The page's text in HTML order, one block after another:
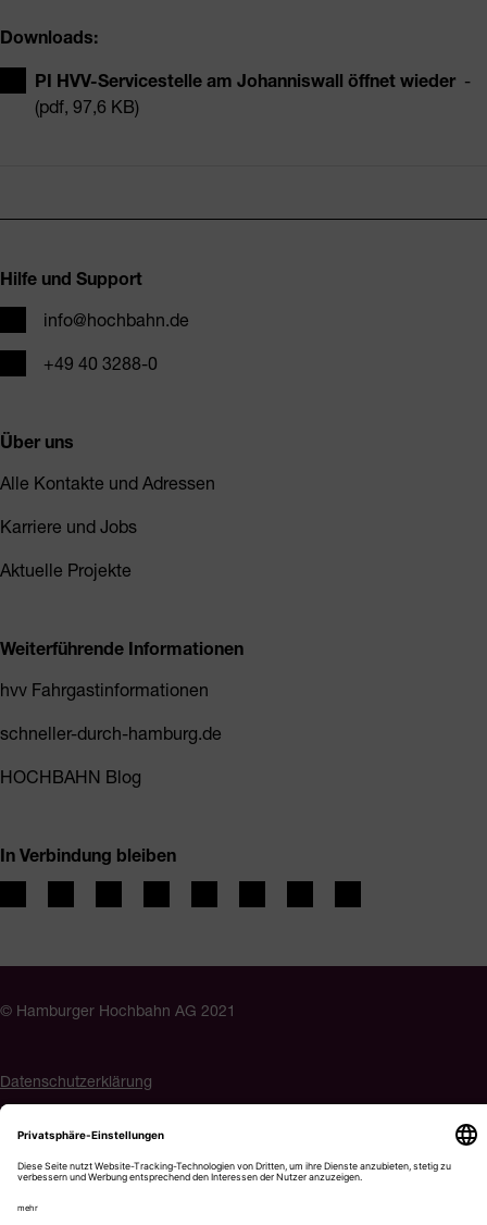
Downloads:
PI HVV-Servicestelle am Johanniswall öffnet wieder -
(pdf, 97,6 KB)
Hilfe und Support
E-Mailinfo@hochbahn.de
Telefon+49 40 3288-0
Über uns
Alle Kontakte und Adressen
Karriere und Jobs
Aktuelle Projekte
Weiterführende Informationen
hvv Fahrgastinformationen
schneller-durch-hamburg.de
HOCHBAHN Blog
In Verbindung bleiben
© Hamburger Hochbahn AG 2021
Datenschutzerklärung
Barrierefreiheit
Cookie-Einstellungen